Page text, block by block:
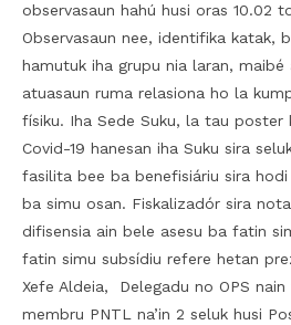
observasaun hahú husi oras 10.02
Observasaun nee, identifika katak,
hamutuk iha grupu nia laran,
atuasaun ruma relasiona ho la
físiku. Iha Sede Suku, la tau poster
Covid-19 hanesan iha Suku sira
fasilita bee ba benefisiáriu sira
ba simu osan. Fiskalizadór sira
difisensia ain bele asesu ba fatin
fatin simu subsídiu refere hetan
Xefe Aldeia, Delegadu no OPS
membru PNTL na’in 2 seluk husi